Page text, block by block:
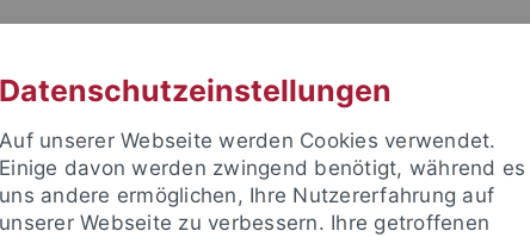
Datenschutzeinstellungen
Auf unserer Webseite werden Cookies verwendet.
Einige davon werden zwingend benötigt, während es
uns andere ermöglichen, Ihre Nutzererfahrung auf
unserer Webseite zu verbessern. Ihre getroffenen